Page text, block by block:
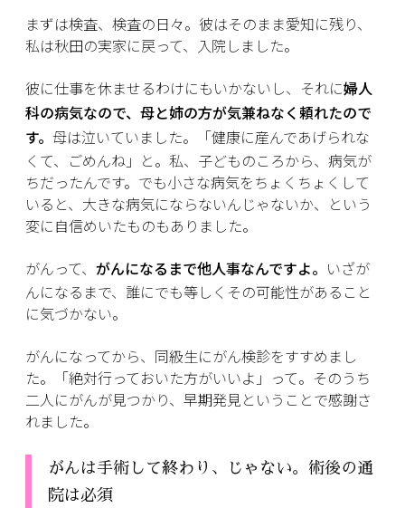
まずは検査、検査の日々。彼はそのまま愛知に残り、
私は秋田の実家に戻って、入院しました。
彼に仕事を休ませるわけにもいかないし、それに婦人
科の病気なので、母と姉の方が気兼ねなく頼れたので
す。 母は泣いていました。「健康に産んであげられな
くて、ごめんね」と。私、子どものころから、病気が
ちだったんです。でも小さな病気をちょくちょくして
いると、大きな病気にならないんじゃないか、という
変に自信めいたものもありました。
がんって、 がんになるまで他人事なんですよ。 いざが
んになるまで、誰にでも等しくその可能性があること
に気づかない。
がんになってから、同級生にがん検診をすすめまし
た。「絶対行っておいた方がいいよ」って。そのうち
二人にがんが見つかり、早期発見ということで感謝さ
れました。
がんは手術して終わり、じゃない。術後の通
院は必須